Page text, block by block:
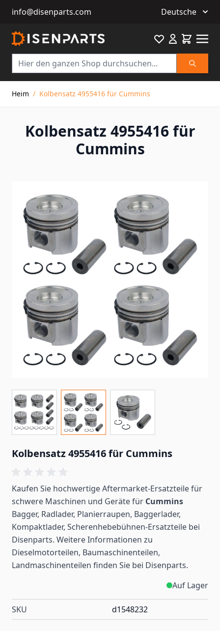
info@disenparts.com Deutsche
Suche
Favourite
Heim / Kolbensatz 4955416 für Cummins
Kolbensatz 4955416 für
Cummins
Kolbensatz 4955416 für Cummins
Kaufen Sie hochwertige Aftermarket-Ersatzteile für
schwere Maschinen und Geräte für Cummins
Bagger, Radlader, Planierraupen, Baggerlader,
Kompaktlader, Scherenhebebühnen-Ersatzteile bei
Disenparts. Weitere Informationen zu
Dieselmotorteilen, Baumaschinenteilen,
Landmaschinenteilen finden Sie bei Disenparts.
Auf Lager
SKU d1548232